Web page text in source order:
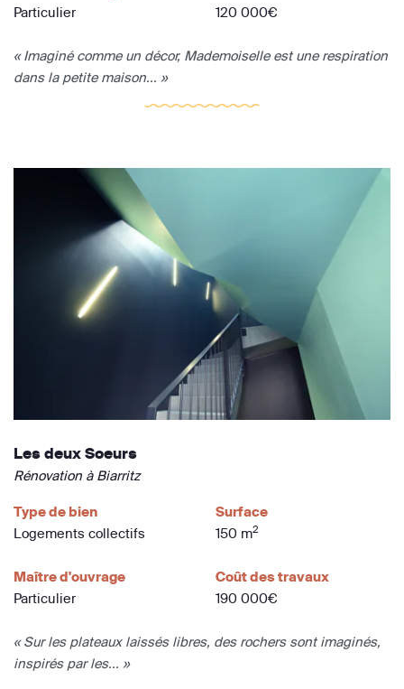
Particulier
120 000€
« Imaginé comme un décor, Mademoiselle est une respiration
dans la petite maison... »
Les deux Soeurs
Rénovation à Biarritz
Type de bien
Logements collectifs
Surface
150 m2
Maître d'ouvrage
Particulier
Coût des travaux
190 000€
« Sur les plateaux laissés libres, des rochers sont imaginés,
inspirés par les... »